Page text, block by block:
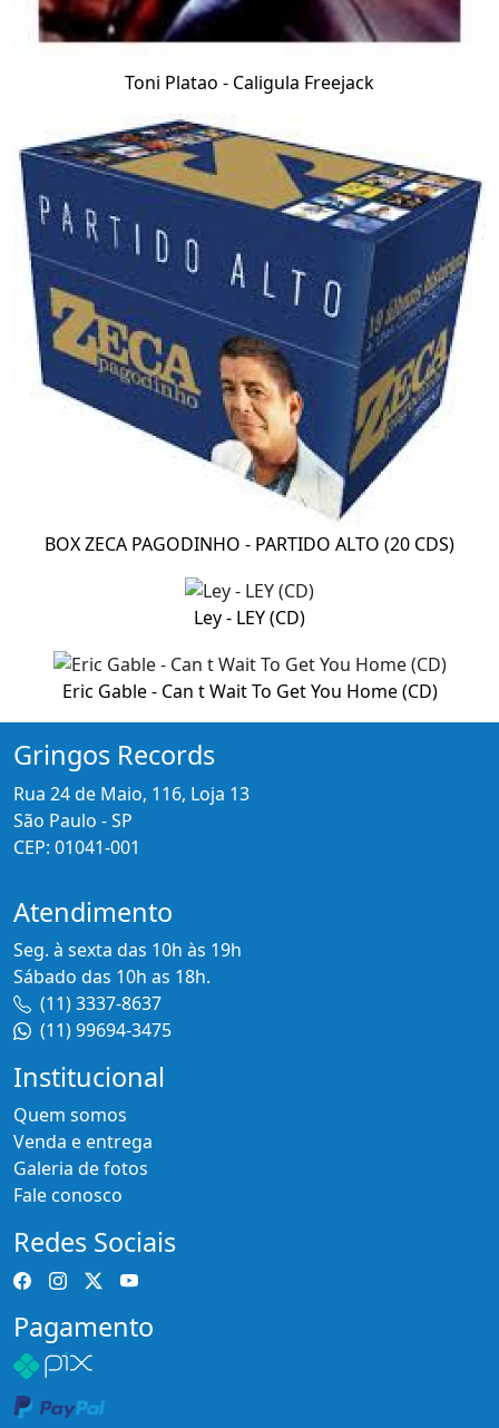
Toni Platao - Caligula Freejack
BOX ZECA PAGODINHO - PARTIDO ALTO (20 CDS)
Ley - LEY (CD)
Eric Gable - Can t Wait To Get You Home (CD)
Gringos Records
Rua 24 de Maio, 116, Loja 13
São Paulo - SP
CEP: 01041-001
Atendimento
Seg. à sexta das 10h às 19h
Sábado das 10h as 18h.
(11) 3337-8637
(11) 99694-3475
Institucional
Quem somos
Venda e entrega
Galeria de fotos
Fale conosco
Redes Sociais
Pagamento